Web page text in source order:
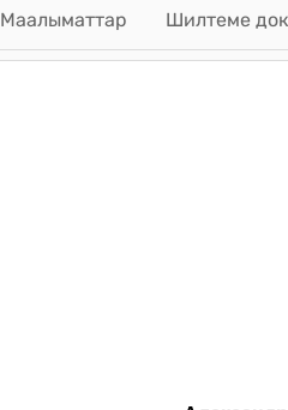
Маалыматтар Шилтеме